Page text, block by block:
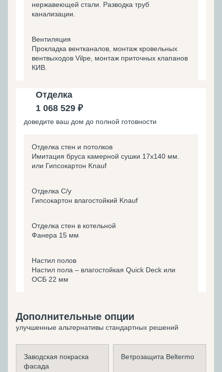
нержавеющей стали. Разводка труб
канализации.
Вентиляция
Прокладка вентканалов, монтаж кровельных
вентвыходов Vilpe, монтаж приточных клапанов
КИВ.
Отделка
1 068 529 ₽
доведите ваш дом до полной готовности
Отделка стен и потолков
Имитация бруса камерной сушки 17х140 мм.
или Гипсокартон Knauf
Отделка С/у
Гипсокартон влагостойкий Knauf
Отделка стен в котельной
Фанера 15 мм
Настил полов
Настил пола – влагостойкая Quick Deck или
ОСБ 22 мм
Дополнительные опции
улучшенные альтернативы стандартных решений
Заводская покраска
фасада
Ветрозащита Beltermo